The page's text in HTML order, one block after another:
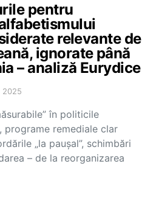
pentru
relevante de
ignorate până
– analiză Eurydice
2025
în politicile
programe remediale clar
„la paușal”, schimbări
– de la reorganizarea